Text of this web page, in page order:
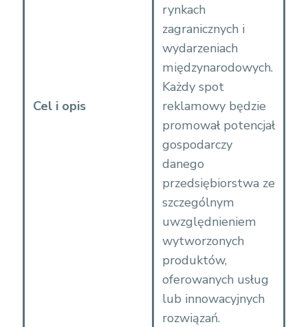
Cel i opis
rynkach
zagranicznych i
wydarzeniach
międzynarodowych.
Każdy spot
reklamowy będzie
promował potencjał
gospodarczy
danego
przedsiębiorstwa ze
szczególnym
uwzględnieniem
wytworzonych
produktów,
oferowanych usług
lub innowacyjnych
rozwiązań.